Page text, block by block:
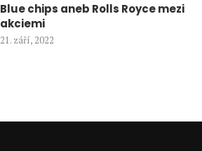
Blue chips aneb Rolls Royce mezi
akciemi
21. září, 2022